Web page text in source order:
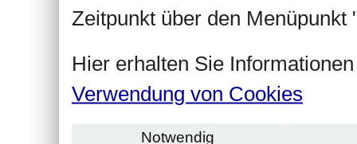
Zeitpunkt über den Menüpunkt
Hier erhalten Sie
Verwendung von Cookies
Notwendig